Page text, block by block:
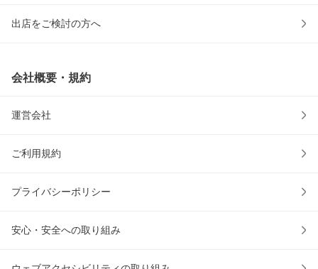
出店をご検討の方へ
会社概要・規約
運営会社
ご利用規約
プライバシーポリシー
安心・安全への取り組み